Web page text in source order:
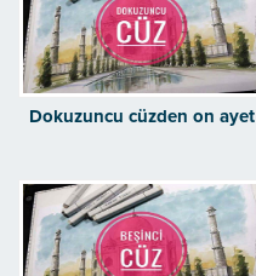
Dokuzuncu cüzden on ayet